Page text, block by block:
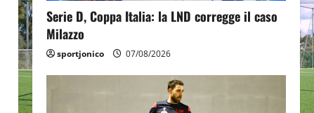
Serie D, Coppa Italia: la LND corregge il caso
Milazzo
sportjonico 07/08/2026